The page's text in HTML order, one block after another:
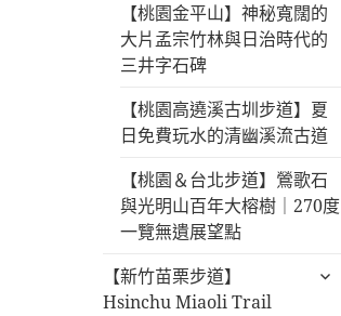
【桃園金平山】神秘寬闊的
大片孟宗竹林與日治時代的
三井字石碑
【桃園高遶溪古圳步道】夏
日免費玩水的清幽溪流古道
【桃園＆台北步道】鶯歌石
與光明山百年大榕樹｜270度
一覽無遺展望點
【新竹苗栗步道】
Hsinchu Miaoli Trail
展